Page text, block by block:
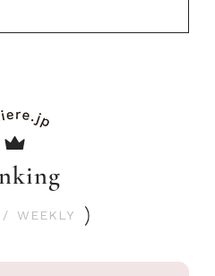
/ WEEKLY